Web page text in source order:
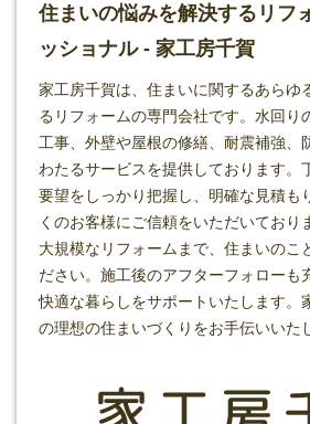
住まいの悩みを解決するリフ
ッショナル - 家工房千賀
家工房千賀は、住まいに関するあらゆ
る リフォームの専門会社です。水回り
工事、外壁や屋根の修繕、耐震補強、
わたるサービスを提供しております。
要望をしっかり把握し、明確な見積も
くのお客様にご信頼をいただいており
大規模なリフォームまで、住まいのこ
ださい。施工後のアフターフォローも
快適な暮らしをサポートいたします。
の理想の住まいづくりをお手伝いいた